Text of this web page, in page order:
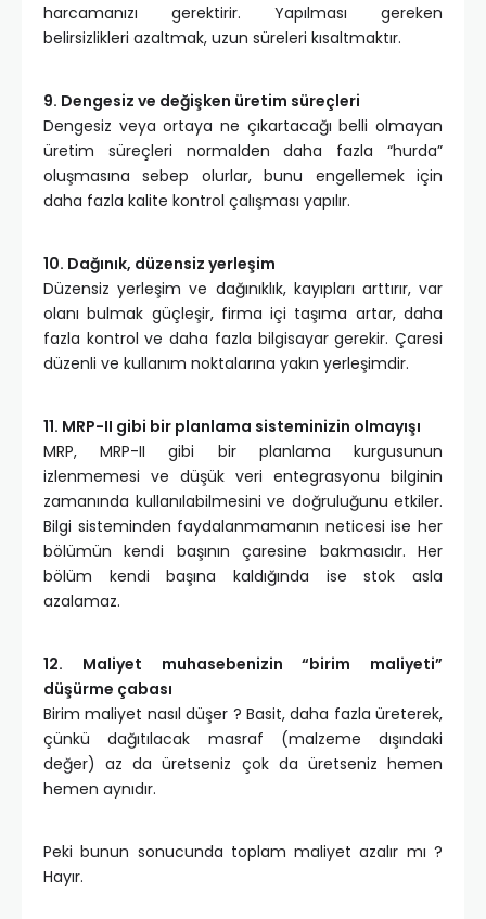
harcamanızı gerektirir. Yapılması gereken
belirsizlikleri azaltmak, uzun süreleri kısaltmaktır.
9. Dengesiz ve değişken üretim süreçleri
Dengesiz veya ortaya ne çıkartacağı belli olmayan
üretim süreçleri normalden daha fazla “hurda”
oluşmasına sebep olurlar, bunu engellemek için
daha fazla kalite kontrol çalışması yapılır.
10. Dağınık, düzensiz yerleşim
Düzensiz yerleşim ve dağınıklık, kayıpları arttırır, var
olanı bulmak güçleşir, firma içi taşıma artar, daha
fazla kontrol ve daha fazla bilgisayar gerekir. Çaresi
düzenli ve kullanım noktalarına yakın yerleşimdir.
11. MRP-II gibi bir planlama sisteminizin olmayışı
MRP, MRP-II gibi bir planlama kurgusunun
izlenmemesi ve düşük veri entegrasyonu bilginin
zamanında kullanılabilmesini ve doğruluğunu etkiler.
Bilgi sisteminden faydalanmamanın neticesi ise her
bölümün kendi başının çaresine bakmasıdır. Her
bölüm kendi başına kaldığında ise stok asla
azalamaz.
12. Maliyet muhasebenizin “birim maliyeti”
düşürme çabası
Birim maliyet nasıl düşer ? Basit, daha fazla üreterek,
çünkü dağıtılacak masraf (malzeme dışındaki
değer) az da üretseniz çok da üretseniz hemen
hemen aynıdır.
Peki bunun sonucunda toplam maliyet azalır mı ?
Hayır.